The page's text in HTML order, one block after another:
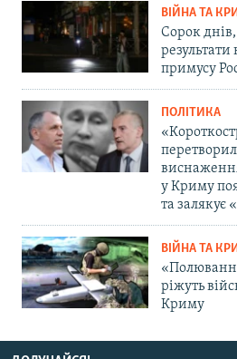
ВІЙНА ТА
Сорок
результати
примусу
ПОЛІТИКА
у Криму
та
ВІЙНА ТА
ріжуть
Криму